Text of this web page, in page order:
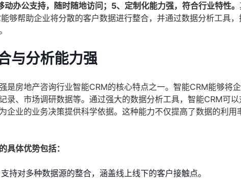
办公支持，随时随地访问；5、定制化能力强，符合行业特性。
够帮助企业将分散的客户数据进行整合，并通过数据分析工具
与分析能力强
是房地产咨询行业智能CRM的核心特点之一。智能CRM能够将
录、市场调研数据等。通过强大的数据分析工具，智能CRM可
企业的业务决策提供科学依据。这种能力不仅提高了数据的利
具体优势包括：
支持对多种数据源的整合，涵盖线上线下的客户接触点。